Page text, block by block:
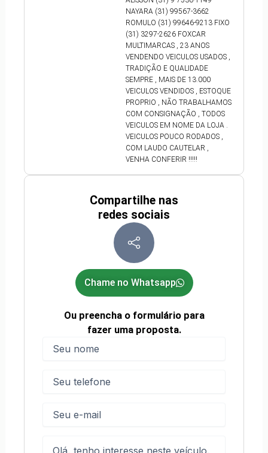
NAYARA (31) 99567-3662
ROMULO (31) 99646-9213 FIXO
(31) 3297-2626 FOXCAR
MULTIMARCAS , 23 ANOS
VENDENDO VEICULOS USADOS ,
TRADIÇÃO E QUALIDADE
SEMPRE , MAIS DE 13.000
VEICULOS VENDIDOS , ESTOQUE
PROPRIO , NÃO TRABALHAMOS
COM CONSIGNAÇÃO , TODOS
VEICULOS EM NOME DA LOJA .
VEICULOS POUCO RODADOS ,
COM LAUDO CAUTELAR ,
VENHA CONFERIR !!!!!
Compartilhe nas
redes sociais
Chame no Whatsapp
Ou preencha o formulário para
fazer uma proposta.
mail